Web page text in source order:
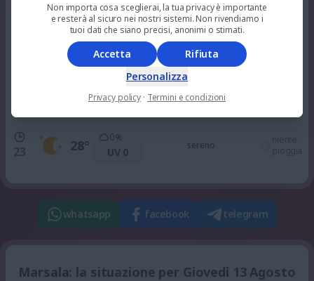
32°
0%
UV 3
° UV 0
sereno
23 28°
0%
UV 0
sereno
niente
pioggia
whatsapp facebook telegram
Marsala: la situazione per Giovedì 13 Agosto
Non importa cosa sceglierai, la tua privacy è importante
e resterà al sicuro nei nostri sistemi. Non rivendiamo i
tuoi dati che siano precisi, anonimi o stimati.
Accetta
Rifiuta
Personalizza
Privacy policy · Termini e condizioni